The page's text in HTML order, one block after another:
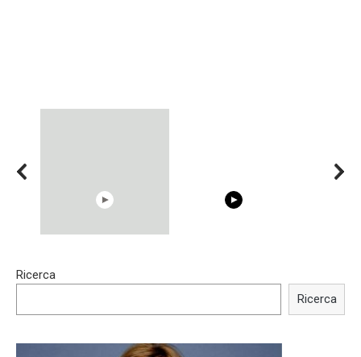
Shocking illusion - Pretty
Trying BOLLYWOOD
Ricerca
Ricerca